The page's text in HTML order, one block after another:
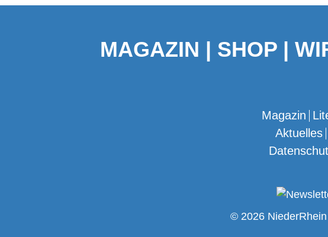
MAGAZIN | SHOP |
Magazin
Aktuelles
© 2026